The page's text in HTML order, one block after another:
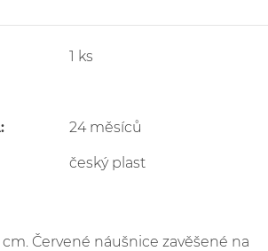
1 ks
24 měsíců
český plast
cm. Červené náušnice zavěšené na